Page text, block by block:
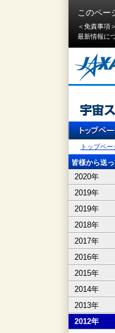
このペー
＜免責事項
最新情報に
トップペー
皆様から送
2020年
2019年
2019年
2018年
2017年
2016年
2015年
2014年
2013年
2012年